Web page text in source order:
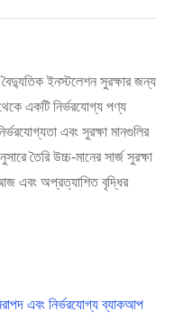
ইনস্টলেশন সুরক্ষার জন্য
একটি নির্ভরযোগ্য পণ্য
এবং সুরক্ষা মানগুলির
তৈরি উচ্চ-মানের সার্জ সুরক্ষা
এবং অপ্রত্যাশিত বৃদ্ধির
এবং নির্ভরযোগ্য ব্যাকআপ